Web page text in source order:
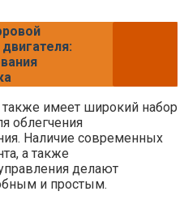
имеет широкий набор
облегчения
Наличие современных
а также
делают
и простым.